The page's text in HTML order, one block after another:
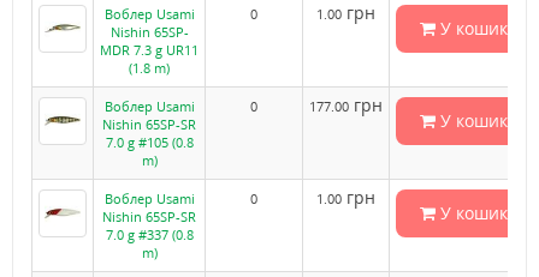
Воблер Usami
Nishin 65SP-
MDR 7.3 g UR11
(1.8 m)
0 1.00 грн
У кошик
Воблер Usami
Nishin 65SP-SR
7.0 g #105 (0.8
m)
0 177.00 грн
У кошик
Воблер Usami
Nishin 65SP-SR
7.0 g #337 (0.8
m)
0 1.00 грн
У кошик